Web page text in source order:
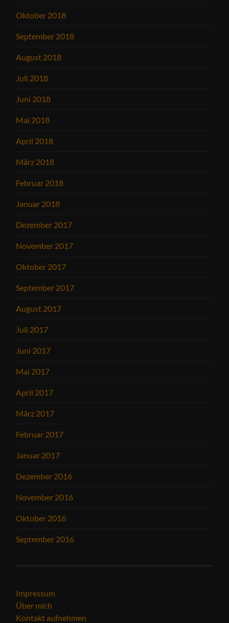
Oktober 2018
September 2018
August 2018
Juli 2018
Juni 2018
Mai 2018
April 2018
März 2018
Februar 2018
Januar 2018
Dezember 2017
November 2017
Oktober 2017
September 2017
August 2017
Juli 2017
Juni 2017
Mai 2017
April 2017
März 2017
Februar 2017
Januar 2017
Dezember 2016
November 2016
Oktober 2016
September 2016
Impressum
Über mich
Kontakt aufnehmen